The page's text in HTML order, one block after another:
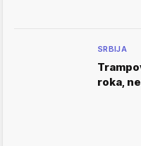
SRBIJA
roka,